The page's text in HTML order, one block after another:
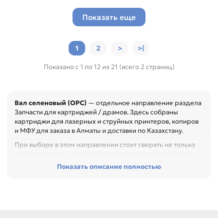
Показать еще
1 2 > >|
Показано с 1 по 12 из 21 (всего 2 страниц)
Вал селеновый (OPC) — отдельное направление раздела
Запчасти для картриджей / драмов. Здесь собраны
картриджи для лазерных и струйных принтеров, копиров
и МФУ для заказа в Алматы и доставки по Казахстану.
При выборе в этом направлении стоит сверять не только
Перед покупкой проверьте модель устройства, код
Показать описание полностью